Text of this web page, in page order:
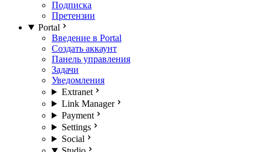
Подписка
Претензии
Portal
Введение в Portal
Создать аккаунт
Панель управления
Задачи
Уведомления
Extranet
Link Manager
Payment
Settings
Social